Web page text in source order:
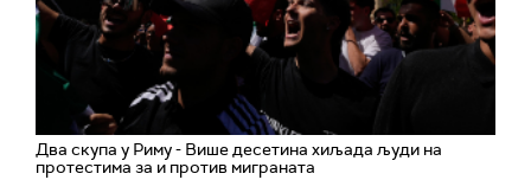
Два скупа у Риму - Више десетина хиљада људи на
протестима за и против миграната